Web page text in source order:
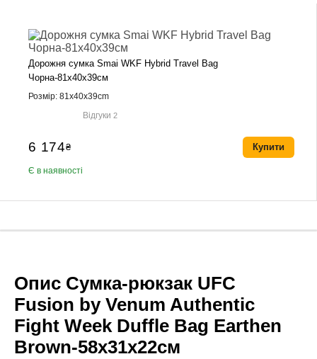
Дорожня сумка Smai WKF Hybrid Travel Bag
Чорна-81х40х39см
Розмір: 81x40x39cm
Відгуки2
6 174₴
Є в наявності
Купити
Опис Сумка-рюкзак UFC
Fusion by Venum Authentic
Fight Week Duffle Bag Earthen
Brown-58х31х22см